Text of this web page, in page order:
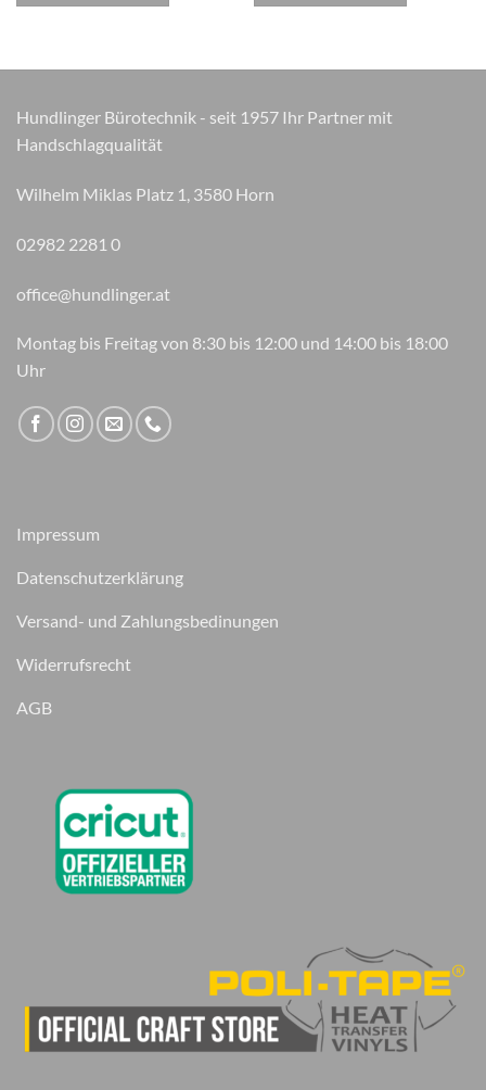
Hundlinger Bürotechnik - seit 1957 Ihr Partner mit
Handschlagqualität
Wilhelm Miklas Platz 1, 3580 Horn
02982 2281 0
office@hundlinger.at
Montag bis Freitag von 8:30 bis 12:00 und 14:00 bis 18:00
Uhr
Impressum
Datenschutzerklärung
Versand- und Zahlungsbedinungen
Widerrufsrecht
AGB